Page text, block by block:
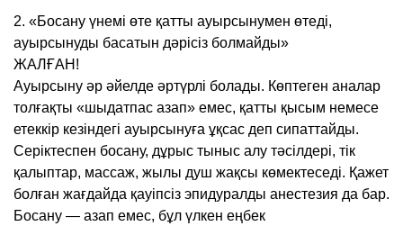
2. «Босану үнемі өте қатты ауырсынумен өтеді,
ауырсынуды басатын дәрісіз болмайды»
ЖАЛҒАН!
Ауырсыну әр әйелде әртүрлі болады. Көптеген аналар
толғақты «шыдатпас азап» емес, қатты қысым немесе
етеккір кезіндегі ауырсынуға ұқсас деп сипаттайды.
Серіктеспен босану, дұрыс тыныс алу тәсілдері, тік
қалыптар, массаж, жылы душ жақсы көмектеседі. Қажет
болған жағдайда қауіпсіз эпидуралды анестезия да бар.
Босану — азап емес, бұл үлкен еңбек